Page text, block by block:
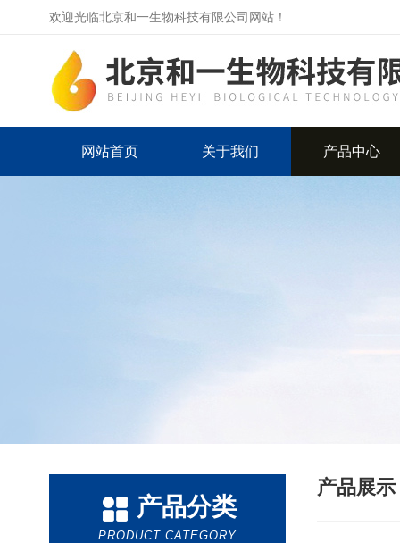
欢迎光临北京和一生物科技有限公司网站！
网站首页 关于我们 产品中心
产品分类
PRODUCT CATEGORY
产品展示